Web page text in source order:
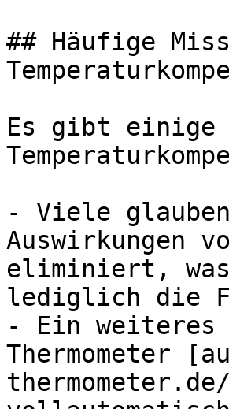
## Häufige
Es gibt einige
- Viele
Auswirkungen
eliminiert,
lediglich die
- Ein
Thermometer